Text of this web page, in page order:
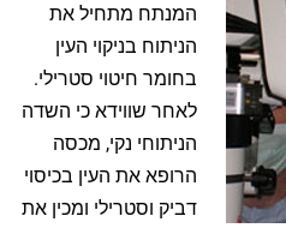
המנתח מתחיל את
הניתוח בניקוי העין
בחומר חיטוי סטרילי.
לאחר שווידא כי השדה
הניתוחי נקי, מכסה
הרופא את העין בכיסוי
דביק וסטרילי ומכין את